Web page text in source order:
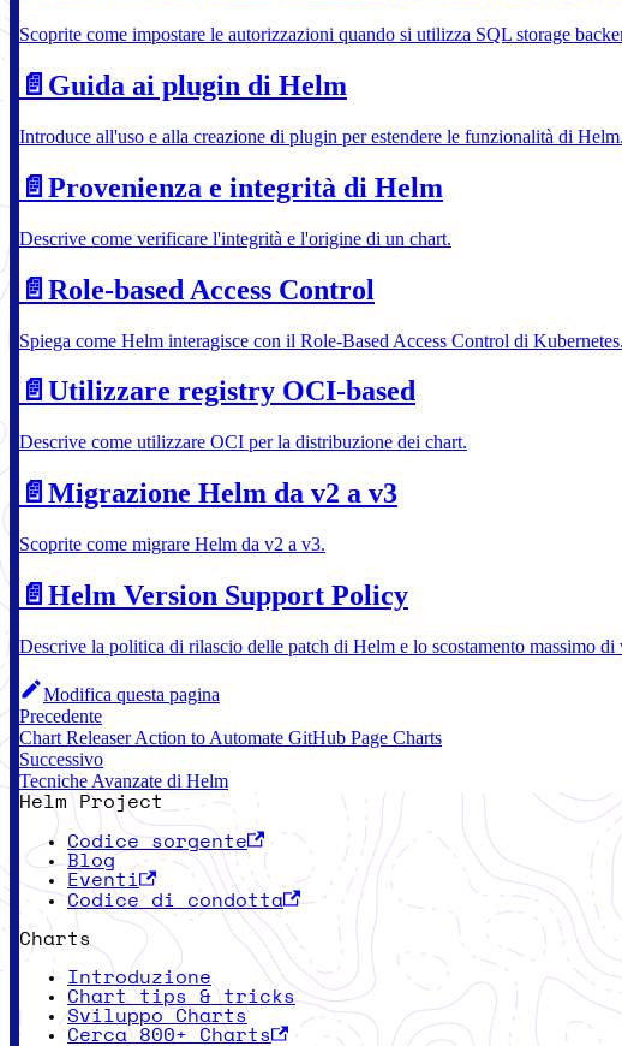
Scoprite come impostare le autorizzazioni quando si utilizza SQL storage
📄️ Guida ai plugin di Helm
Introduce all'uso e alla creazione di plugin per estendere le funzionalità di Helm.
📄️ Provenienza e integrità di Helm
Descrive come verificare l'integrità e l'origine di un chart.
📄️ Role-based Access Control
Spiega come Helm interagisce con il Role-Based Access Control di Kubernetes.
📄️ Utilizzare registry OCI-based
Descrive come utilizzare OCI per la distribuzione dei chart.
📄️ Migrazione Helm da v2 a v3
Scoprite come migrare Helm da v2 a v3.
📄️ Helm Version Support Policy
Descrive la politica di rilascio delle patch di Helm e lo scostamento massimo
Modifica questa pagina
Precedente
Chart Releaser Action to Automate GitHub Page Charts
Successivo
Tecniche Avanzate di Helm
Helm Project
Codice sorgente
Blog
Eventi
Codice di condotta
Charts
Introduzione
Chart tips & tricks
Sviluppo Charts
Cerca 800+ Charts